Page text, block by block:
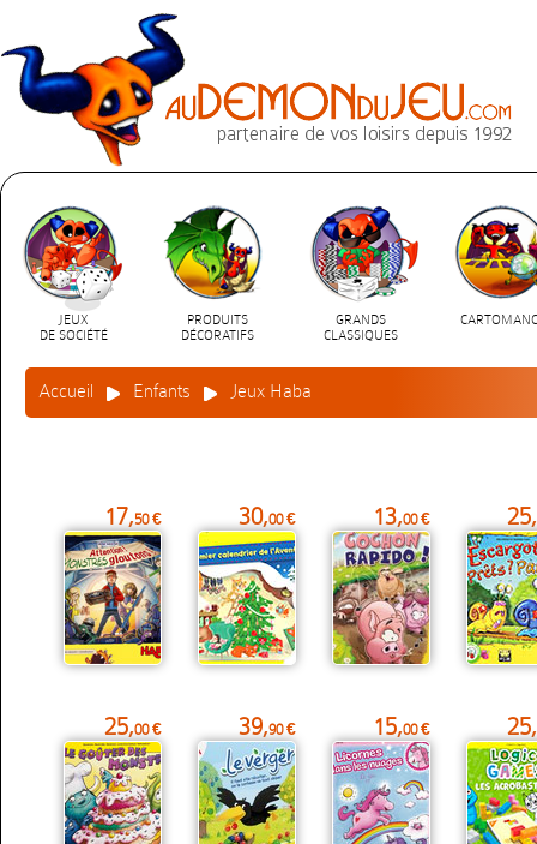
JEUX
DE SOCIÉTÉ
PRODUITS
DÉCORATIFS
GRANDS
CLASSIQUES
Accueil Enfants Jeux Haba
17,50 € 30,00 € 13,00 € 25,
25,00 € 39,90 € 15,00 € 25,